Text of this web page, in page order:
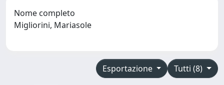
Nome completo
Migliorini, Mariasole
Tutti (8)
Esportazione